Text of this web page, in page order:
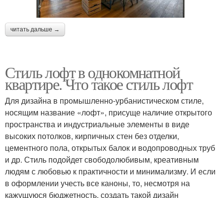
читать дальше →
Стиль лофт в однокомнатной
квартире. Что такое стиль лофт
Для дизайна в промышленно-урбанистическом стиле,
носящим название «лофт», присуще наличие открытого
пространства и индустриальные элементы в виде
высоких потолков, кирпичных стен без отделки,
цементного пола, открытых балок и водопроводных труб
и др. Стиль подойдет свободолюбивым, креативным
людям с любовью к практичности и минимализму. И если
в оформлении учесть все каноны, то, несмотря на
кажущуюся бюджетность, создать такой дизайн